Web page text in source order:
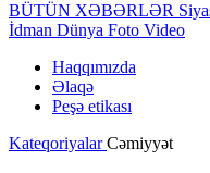
BÜTÜN XƏBƏRLƏR
İdman Dünya Foto Video
Haqqımızda
Əlaqə
Peşə etikası
KateqoriyalarCəmiyyət